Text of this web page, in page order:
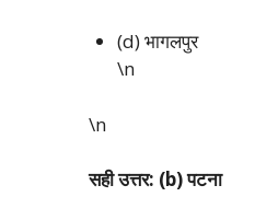
(d) भागलपुर
\n
\n
सही उत्तर: (b) पटना